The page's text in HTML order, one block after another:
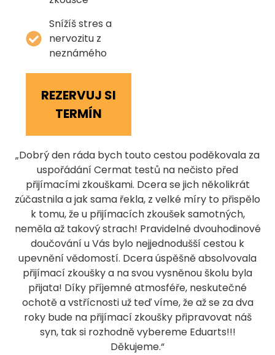
Snížíš stres a
nervozitu z
neznámého
REZERVUJ SI
TERMÍN
„Dobrý den ráda bych touto cestou poděkovala za
uspořádání Cermat testů na nečisto před
přijímacími zkouškami. Dcera se jich několikrát
zúčastnila a jak sama řekla, z velké míry to přispělo
k tomu, že u přijímacích zkoušek samotných,
neměla až takový strach! Pravidelné dvouhodinové
doučování u Vás bylo nejjednodušší cestou k
upevnění vědomostí. Dcera úspěšně absolvovala
přijímací zkoušky a na svou vysněnou školu byla
přijata! Díky příjemné atmosféře, neskutečné
ochotě a vstřícnosti už teď víme, že až se za dva
roky bude na přijímací zkoušky připravovat náš
syn, tak si rozhodně vybereme Eduarts!!!
Děkujeme.“